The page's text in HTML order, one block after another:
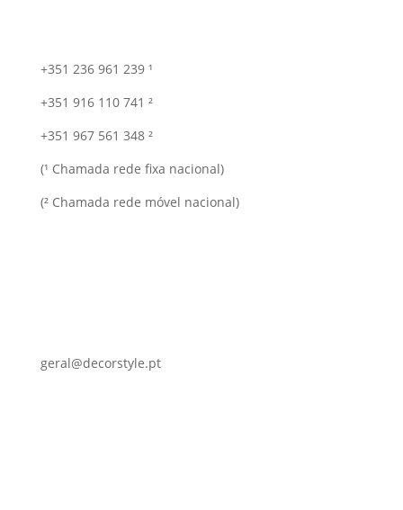
+351 236 961 239 ¹
+351 916 110 741 ²
+351 967 561 348 ²
(¹ Chamada rede fixa nacional)
(² Chamada rede móvel nacional)
geral@decorstyle.pt